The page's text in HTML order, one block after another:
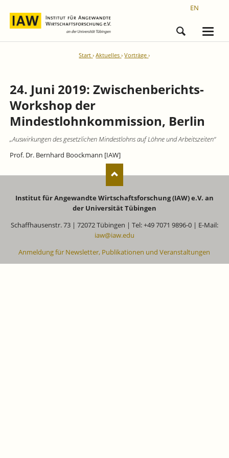
EN
Start Aktuelles Vorträge
24. Juni 2019: Zwischenberichts-
Workshop der
Mindestlohnkommission, Berlin
„Auswirkungen des gesetzlichen Mindestlohns auf Löhne und Arbeitszeiten“
Prof. Dr. Bernhard Boockmann [IAW]
Institut für Angewandte Wirtschaftsforschung (IAW) e.V. an
der Universität Tübingen
Schaffhausenstr. 73 | 72072 Tübingen | Tel: +49 7071 9896-0 | E-Mail:
iaw@iaw.edu
Anmeldung für Newsletter, Publikationen und Veranstaltungen